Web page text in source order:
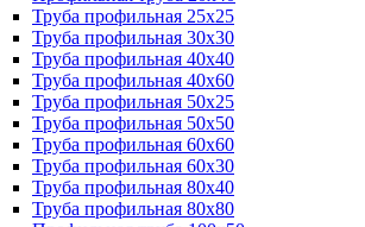
Труба профильная 25х25
Труба профильная 30x30
Труба профильная 40х40
Труба профильная 40х60
Труба профильная 50х25
Труба профильная 50х50
Труба профильная 60x60
Труба профильная 60х30
Труба профильная 80х40
Труба профильная 80х80